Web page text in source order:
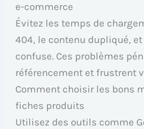
e-commerce
Évitez les temps de
404, le contenu dupliqué,
confuse. Ces problèmes
référencement et frustrent
Comment choisir les bons
fiches produits
Utilisez des outils comme